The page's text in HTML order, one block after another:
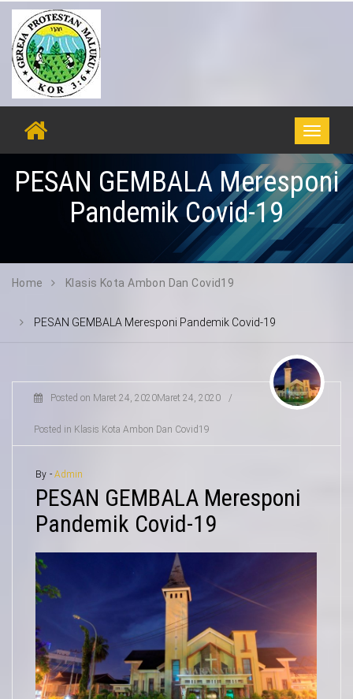
Toggle
PESAN GEMBALA Meresponi
Pandemik Covid-19
Home Klasis Kota Ambon Dan Covid19
PESAN GEMBALA Meresponi Pandemik Covid-19
Posted on Maret 24, 2020Maret 24, 2020 /
Posted in Klasis Kota Ambon Dan Covid19
By - Admin
PESAN GEMBALA Meresponi
Pandemik Covid-19